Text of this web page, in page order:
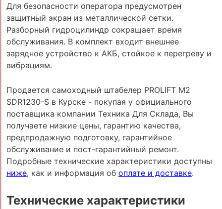
Для безопасности оператора предусмотрен
защитный экран из металлической сетки.
Разборный гидроцилиндр сокращает время
обслуживания. В комплект входит внешнее
зарядное устройство к АКБ, стойкое к перегреву и
вибрациям.
Продается самоходный штабелер PROLIFT M2
SDR1230-S в Курске - покупая у официального
поставщика компании Техника Для Склада, Вы
получаете низкие цены, гарантию качества,
предпродажную подготовку, гарантийное
обслуживание и пост-гарантийный ремонт.
Подробные технические характеристики доступны
ниже, как и информация об оплате и доставке.
Технические характеристики